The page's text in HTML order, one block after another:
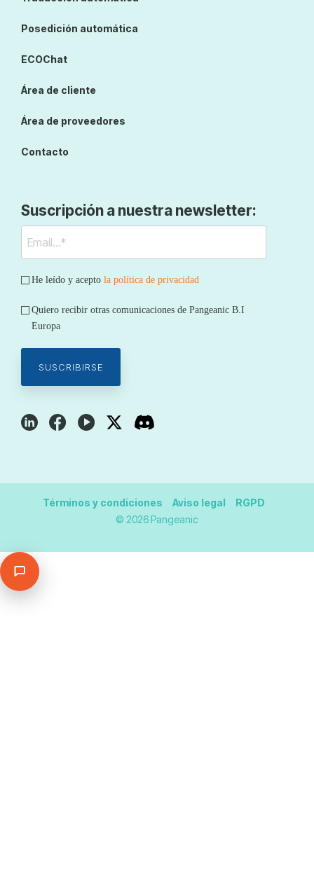
Posedición automática
ECOChat
Área de cliente
Área de proveedores
Contacto
Suscripción a nuestra newsletter:
He leído y acepto la política de privacidad
Quiero recibir otras comunicaciones de Pangeanic B.I
Europa
© 2026 Pangeanic
Términos y condiciones Aviso legal RGPD